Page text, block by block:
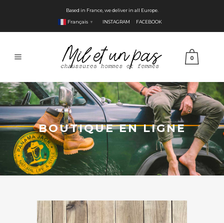
Based in France, we deliver in all Europe.
Français ▼ INSTAGRAM FACEBOOK
0
BOUTIQUE EN LIGNE